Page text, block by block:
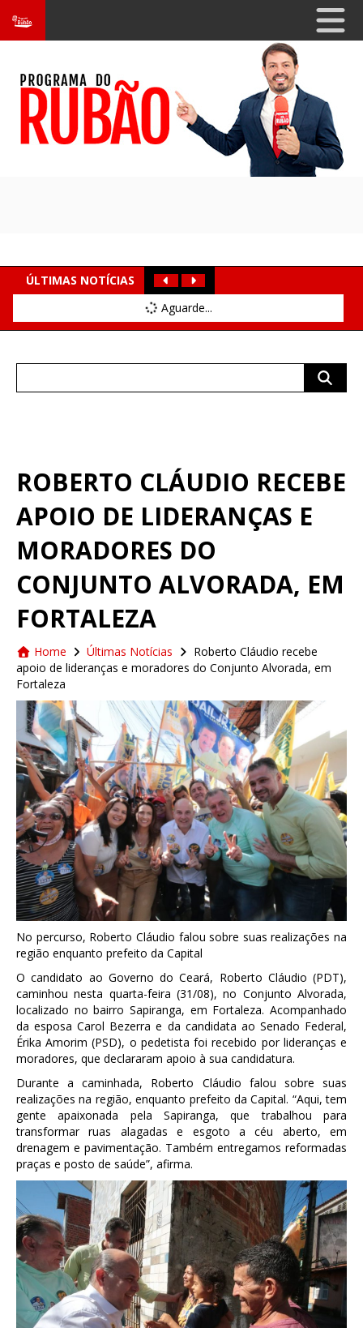
ÚLTIMAS NOTÍCIAS
Aguarde...
ROBERTO CLÁUDIO RECEBE
APOIO DE LIDERANÇAS E
MORADORES DO
CONJUNTO ALVORADA, EM
FORTALEZA
Home Últimas Notícias
Roberto Cláudio recebe
apoio de lideranças e moradores do Conjunto Alvorada, em
Fortaleza
No percurso, Roberto Cláudio falou sobre suas realizações na
região enquanto prefeito da Capital
O candidato ao Governo do Ceará, Roberto Cláudio (PDT),
caminhou nesta quarta-feira (31/08), no Conjunto Alvorada,
localizado no bairro Sapiranga, em Fortaleza. Acompanhado
da esposa Carol Bezerra e da candidata ao Senado Federal,
Érika Amorim (PSD), o pedetista foi recebido por lideranças e
moradores, que declararam apoio à sua candidatura.
Durante a caminhada, Roberto Cláudio falou sobre suas
realizações na região, enquanto prefeito da Capital. “Aqui, tem
gente apaixonada pela Sapiranga, que trabalhou para
transformar ruas alagadas e esgoto a céu aberto, em
drenagem e pavimentação. Também entregamos reformadas
praças e posto de saúde”, afirma.